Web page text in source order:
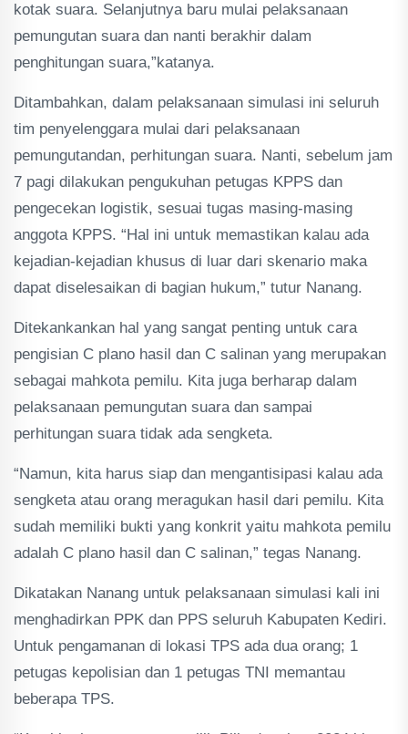
kotak suara. Selanjutnya baru mulai pelaksanaan
pemungutan suara dan nanti berakhir dalam
penghitungan suara,”katanya.
Ditambahkan, dalam pelaksanaan simulasi ini seluruh
tim penyelenggara mulai dari pelaksanaan
pemungutandan, perhitungan suara. Nanti, sebelum jam
7 pagi dilakukan pengukuhan petugas KPPS dan
pengecekan logistik, sesuai tugas masing-masing
anggota KPPS. “Hal ini untuk memastikan kalau ada
kejadian-kejadian khusus di luar dari skenario maka
dapat diselesaikan di bagian hukum,” tutur Nanang.
Ditekankankan hal yang sangat penting untuk cara
pengisian C plano hasil dan C salinan yang merupakan
sebagai mahkota pemilu. Kita juga berharap dalam
pelaksanaan pemungutan suara dan sampai
perhitungan suara tidak ada sengketa.
“Namun, kita harus siap dan mengantisipasi kalau ada
sengketa atau orang meragukan hasil dari pemilu. Kita
sudah memiliki bukti yang konkrit yaitu mahkota pemilu
adalah C plano hasil dan C salinan,” tegas Nanang.
Dikatakan Nanang untuk pelaksanaan simulasi kali ini
menghadirkan PPK dan PPS seluruh Kabupaten Kediri.
Untuk pengamanan di lokasi TPS ada dua orang; 1
petugas kepolisian dan 1 petugas TNI memantau
beberapa TPS.